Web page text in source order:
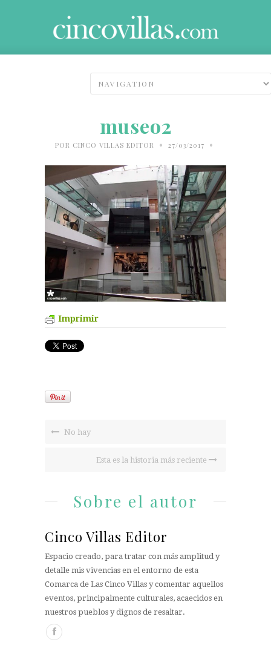
museo2
POR CINCO VILLAS EDITOR • 27/03/2017 •
Imprimir
No hay
Esta es la historia más reciente
Sobre el autor
Cinco Villas Editor
Espacio creado, para tratar con más amplitud y
detalle mis vivencias en el entorno de esta
Comarca de Las Cinco Villas y comentar aquellos
eventos, principalmente culturales, acaecidos en
nuestros pueblos y dignos de resaltar.